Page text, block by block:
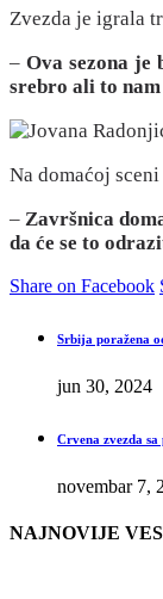
Zvezda je igrala
– Ova sezona je
srebro ali to
Na domaćoj
– Završnica
da će se to
Share on Facebook
Srbija poražena
jun 30, 2024
Crvena zvezda
novembar 7,
NAJNOVIJE